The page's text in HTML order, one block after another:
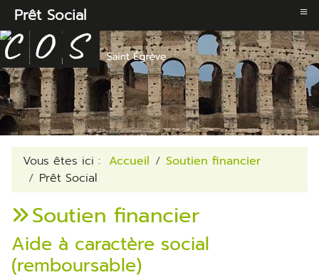
Vous êtes ici : Accueil
Soutien financier
Prêt Social
Soutien financier
Aide à caractère social
(remboursable)
Prêt Social ≡